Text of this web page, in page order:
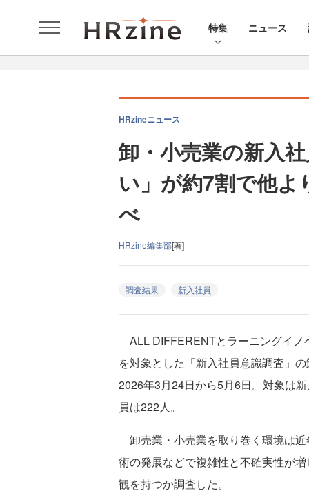
特集 ニュース
HRzineニュース
卸・小売業の新入
い」が約7割で他
べ
HRzine編集部[著]
調査結果 新入社員
ALL DIFFERENTとラーニングイノ
を対象とした「新入社員意識調査」
2026年3月24日から5月6日。対象は
員は222人。
卸売業・小売業を取り巻く環境は
術の発展などで複雑性と不確実性が
観を持つか調査した。